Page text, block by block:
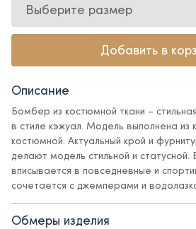
Выберите размер
Добавить в
Описание
Бомбер из костюмной ткани –
в стиле кэжуал. Модель выполнена из
костюмной. Актуальный крой и
делают модель стильной и
вписывается в повседневные и
сочетается с джемперами и
Детали:
Обмеры изделия